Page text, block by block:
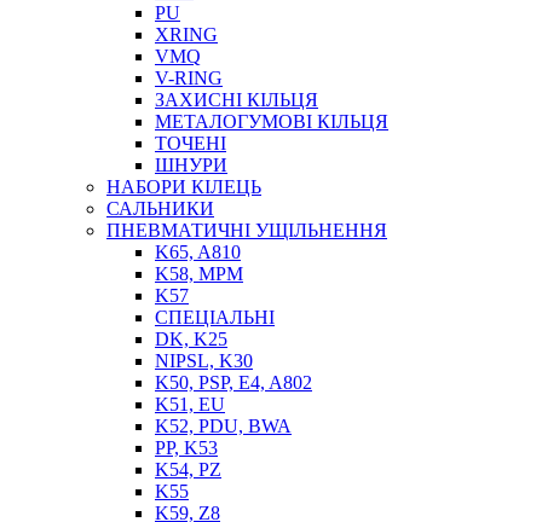
ПІСТОЛЕТИ
НАСОСИ ТА ПОМПИ
НАГНІТАЧІ
МУФТИ (НАСАДКИ) ДЛЯ ШПРИЦІВ
МАСЛЯНКИ, ЛІЙКИ
ПРЕС-МАСЛЯНКИ
ШЛАНГИ, ТРУБКИ
ШПРИЦИ МАСТИЛЬНІ
PU
XRING
VMQ
V-RING
ЗАХИСНІ КІЛЬЦЯ
МЕТАЛОГУМОВІ КІЛЬЦЯ
ТОЧЕНІ
ШНУРИ
НАБОРИ КІЛЕЦЬ
САЛЬНИКИ
ПНЕВМАТИЧНІ УЩІЛЬНЕННЯ
K65, A810
K58, MPM
K57
СПЕЦІАЛЬНІ
DK, K25
NIPSL, K30
K50, PSP, E4, A802
K51, EU
K52, PDU, BWA
PP, K53
K54, PZ
K55
K59, Z8